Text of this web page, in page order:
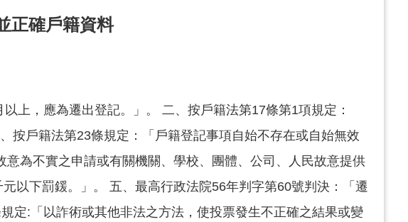
正確戶籍資料
上，應為遷出登記。」。 二、按戶籍法第17條第1項規定：
按戶籍法第23條規定：「戶籍登記事項自始不存在或自始無效
為不實之申請或有關機關、學校、團體、公司、人民故意提供
以下罰鍰。」。 五、最高行政法院56年判字第60號判決：「遷
定:「以詐術或其他非法之方法，使投票發生不正確之結果或變